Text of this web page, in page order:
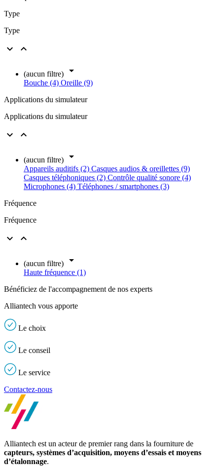
Type
Type
 
(aucun filtre) 
Bouche (4) Oreille (9)
Applications du simulateur
Applications du simulateur
 
(aucun filtre) 
Appareils auditifs (2) Casques audios & oreillettes (9)
Casques téléphoniques (2) Contrôle qualité sonore (4)
Microphones (4) Téléphones / smartphones (3)
Fréquence
Fréquence
 
(aucun filtre) 
Haute fréquence (1)
Bénéficiez de l'accompagnement de nos experts
Alliantech vous apporte
Le choix
Le conseil
Le service
Contactez-nous
Alliantech est un acteur de premier rang dans la fourniture de
capteurs, systèmes d’acquisition, moyens d’essais et moyens
d’étalonnage.